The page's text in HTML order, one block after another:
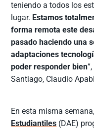
teniendo a todos los
lugar. Estamos
forma remota este
pasado haciendo una
adaptaciones
poder responder bien
Santiago, Claudio
En esta misma
Estudiantiles (DAE)